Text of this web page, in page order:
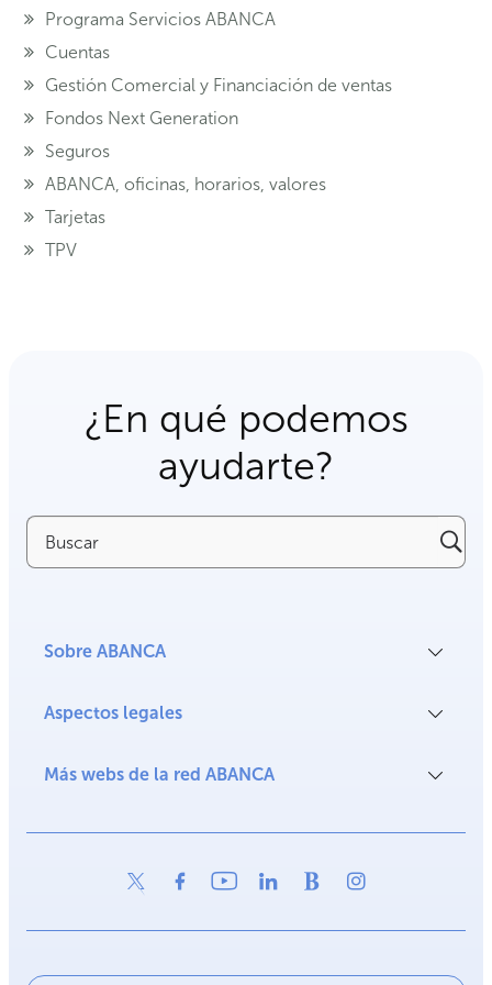
Programa Servicios ABANCA
Cuentas
Gestión Comercial y Financiación de ventas
Fondos Next Generation
Seguros
ABANCA, oficinas, horarios, valores
Tarjetas
TPV
¿En qué podemos
ayudarte?
Buscar
Sobre ABANCA
Aspectos legales
Más webs de la red ABANCA